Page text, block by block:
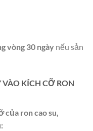
vòng 30 ngày nếu sản
KÍCH CỠ RON
ron cao su,